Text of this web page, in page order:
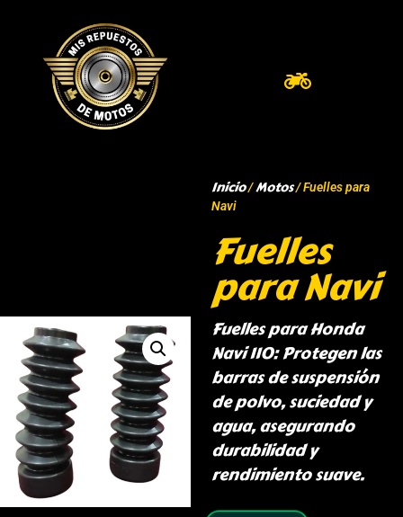
Inicio/Motos/ Fuelles para
Navi
Fuelles
para Navi
Fuelles para Honda
Navi 110: Protegen las
barras de suspensión
de polvo, suciedad y
agua, asegurando
durabilidad y
rendimiento suave.